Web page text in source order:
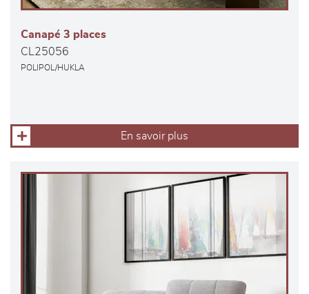
Canapé 3 places
CL25056
POLIPOL/HUKLA
En savoir plus